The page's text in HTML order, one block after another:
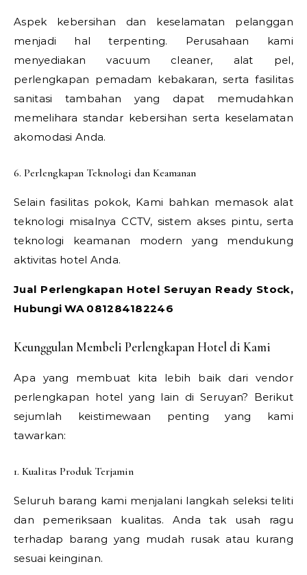
Aspek kebersihan dan keselamatan pelanggan
menjadi hal terpenting. Perusahaan kami
menyediakan vacuum cleaner, alat pel,
perlengkapan pemadam kebakaran, serta fasilitas
sanitasi tambahan yang dapat memudahkan
memelihara standar kebersihan serta keselamatan
akomodasi Anda.
6. Perlengkapan Teknologi dan Keamanan
Selain fasilitas pokok, Kami bahkan memasok alat
teknologi misalnya CCTV, sistem akses pintu, serta
teknologi keamanan modern yang mendukung
aktivitas hotel Anda.
Jual Perlengkapan Hotel Seruyan Ready Stock,
Hubungi WA 081284182246
Keunggulan Membeli Perlengkapan Hotel di Kami
Apa yang membuat kita lebih baik dari vendor
perlengkapan hotel yang lain di Seruyan? Berikut
sejumlah keistimewaan penting yang kami
tawarkan:
1. Kualitas Produk Terjamin
Seluruh barang kami menjalani langkah seleksi teliti
dan pemeriksaan kualitas. Anda tak usah ragu
terhadap barang yang mudah rusak atau kurang
sesuai keinginan.